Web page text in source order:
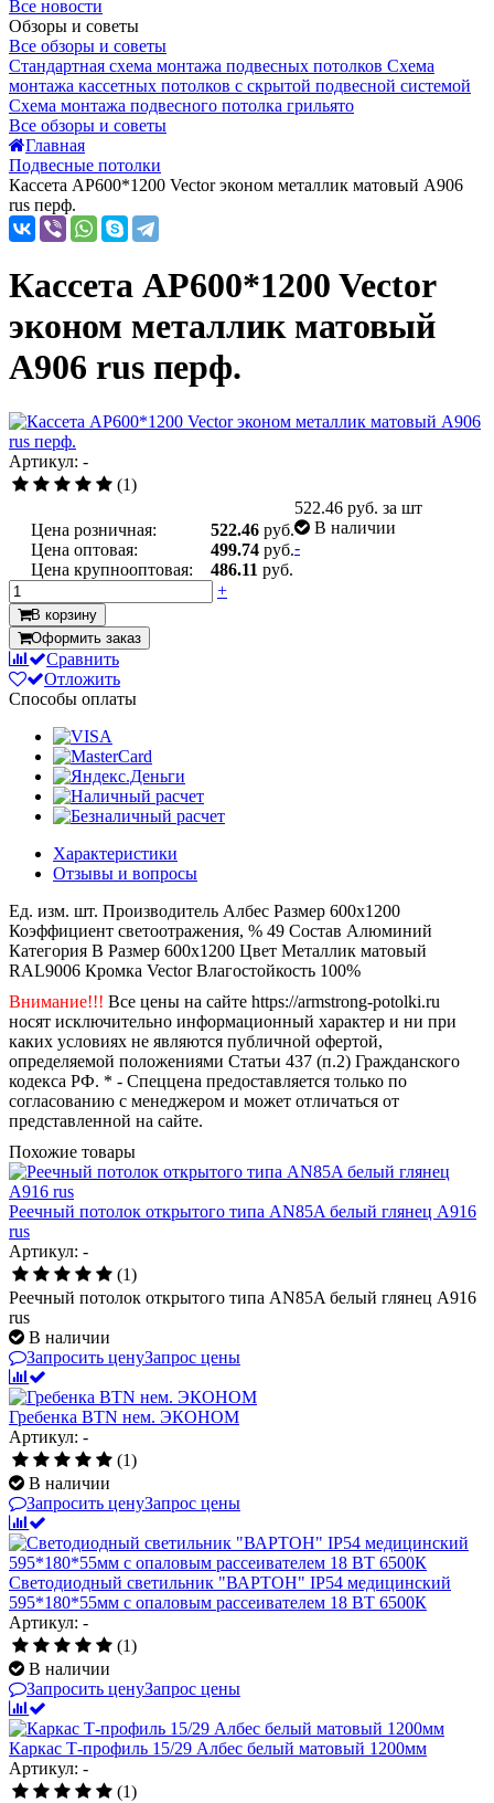
Все новости
Обзоры и советы
Все обзоры и советы
Стандартная схема монтажа подвесных потолков Схема
монтажа кассетных потолков с скрытой подвесной системой
Схема монтажа подвесного потолка грильято
Все обзоры и советы
Главная
Подвесные потолки
Кассета AP600*1200 Vector эконом металлик матовый А906
rus перф.
Кассета AP600*1200 Vector
эконом металлик матовый
А906 rus перф.
Артикул: -
(1)
Цена розничная: 522.46 руб.
Цена оптовая:
499.74 руб.
Цена крупнооптовая:
486.11 руб.
522.46 руб. за шт
В наличии
-
+
В корзину
Оформить заказ
Сравнить
Отложить
Способы оплаты
Характеристики
Отзывы и вопросы
Ед. изм. шт. Производитель Албес Размер 600x1200
Коэффициент светоотражения, % 49 Состав Алюминий
Категория B Размер 600x1200 Цвет Металлик матовый
RAL9006 Кромка Vector Влагостойкость 100%
Внимание!!! Все цены на сайте https://armstrong-potolki.ru
носят исключительно информационный характер и ни при
каких условиях не являются публичной офертой,
определяемой положениями Статьи 437 (п.2) Гражданского
кодекса РФ. * - Спеццена предоставляется только по
согласованию с менеджером и может отличаться от
представленной на сайте.
Похожие товары
Реечный потолок открытого типа AN85A белый глянец А916
rus
Артикул: -
(1)
Реечный потолок открытого типа AN85A белый глянец А916
rus
В наличии
Запросить ценуЗапрос цены
Гребенка BTN нем. ЭКОНОМ
Артикул: -
(1)
В наличии
Запросить ценуЗапрос цены
Светодиодный светильник "ВАРТОН" IP54 медицинский
595*180*55мм с опаловым рассеивателем 18 ВТ 6500К
Артикул: -
(1)
В наличии
Запросить ценуЗапрос цены
Каркас Т-профиль 15/29 Албес белый матовый 1200мм
Артикул: -
(1)